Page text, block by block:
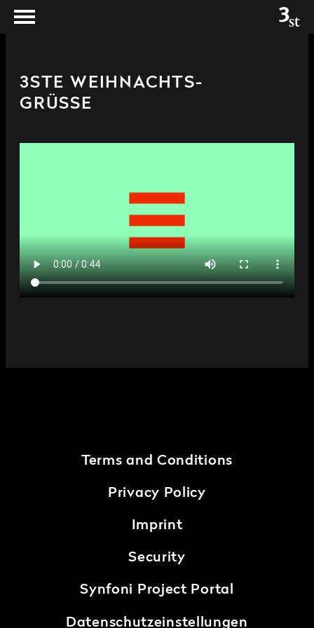
3STE WEIHNACHTS-
GRÜSSE
Terms and Conditions
Privacy Policy
Imprint
Security
Synfoni Project Portal
Datenschutzeinstellungen